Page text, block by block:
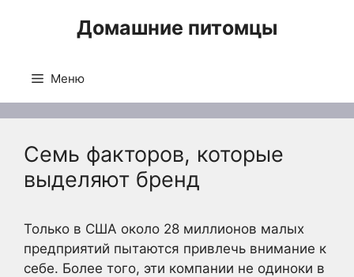
Домашние питомцы
Меню
Семь факторов, которые
выделяют бренд
Только в США около 28 миллионов малых
предприятий пытаются привлечь внимание к
себе. Более того, эти компании не одиноки в